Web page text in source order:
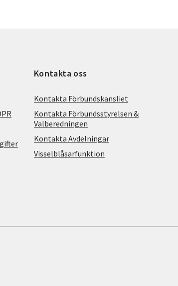
Kontakta oss
Kontakta Förbundskansliet
Kontakta Förbundsstyrelsen &
Valberedningen
Kontakta Avdelningar
Visselblåsarfunktion